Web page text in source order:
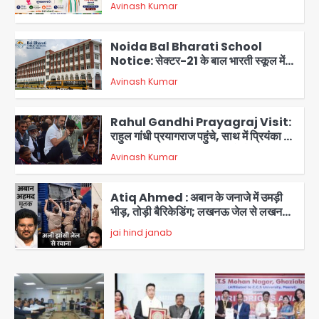
2
आभार
Avinash Kumar
3
Noida Bal Bharati School
Notice: सेक्टर-21 के बाल भारती स्कूल में
बिना खिड़की-वेंटिलेशन बेसमेंट में चल रही थी
8वीं की क्लास, NCPCR की शिकायत पर
भेजा नोटिस
Avinash Kumar
4
Rahul Gandhi Prayagraj Visit:
राहुल गांधी प्रयागराज पहुंचे, साथ में प्रियंका की
बेटी मिराया; केपी ग्राउंड में छात्रों से संवाद,
सिर्फ 5 हजार मौजूद
Avinash Kumar
5
Atiq Ahmed : अबान के जनाजे में उमड़ी
भीड़, तोड़ी बैरिकेडिंग; लखनऊ जेल से लखनऊ
पहुंचा उमर
jai hind janab
Noida District Hospital: नोएडा
जिला अस्पताल में फॉल सीलिंग गिरी, गायनो
OT गैलरी में बड़ा हादसा टला; मरीजों की सुरक्षा
Avinash Kumar